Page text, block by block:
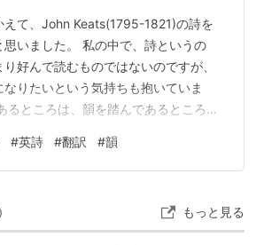
えて、John Keats(1795-1821)の詩を
思いました。 私の中で、詩というの
好んで読むものではないのですが、
りたいという気持ちも抱いていま
るところは、韻を踏んであるところで
分かります。 こういうところは、翻
。 たまたまうまい訳語が見つからない
からない所です。 詩は音楽ですねぇ
の音楽を聴いても、上手に韻を踏んで
#英詩 #翻訳 #韻
もっと見る